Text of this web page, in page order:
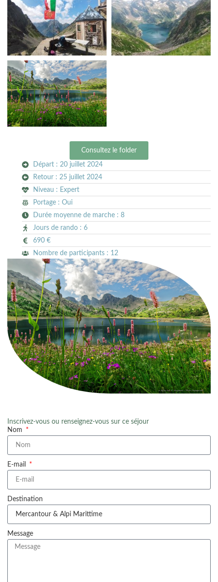
Départ : 20 juillet 2024
Retour : 25 juillet 2024
Niveau : Expert
Portage : Oui
Durée moyenne de marche : 8
Jours de rando : 6
690 €
Nombre de participants : 12
Consultez le folder
Inscrivez-vous ou renseignez-vous sur ce séjour
Nom
E-mail
Destination
Message